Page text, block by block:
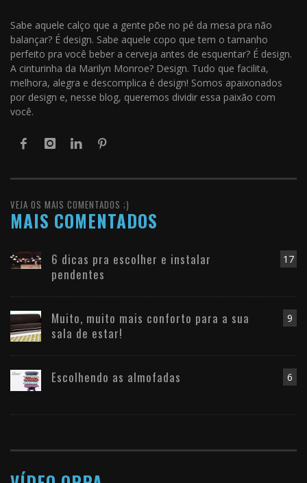
Sabe aquele calço que a gente põe no pé da mesa pra não
balançar? É design. Sabe aquele copo que tem o tamanho
perfeito pra você beber a cerveja antes de esquentar? É design.
A cinturinha da Marilyn Monroe? Design. Tudo que facilita,
melhora, alegra e descomplica é design! Somos apaixonados
por design e, nesse blog, queremos dividir essa paixão com
você.
VEJA OS MAIS COMENTADOS ;)
MAIS COMENTADOS
17
6 dicas pra escolher e instalar
pendentes
9
Muito, muito mais conforto para a sua
sala de estar!
6
Escolhendo as almofadas